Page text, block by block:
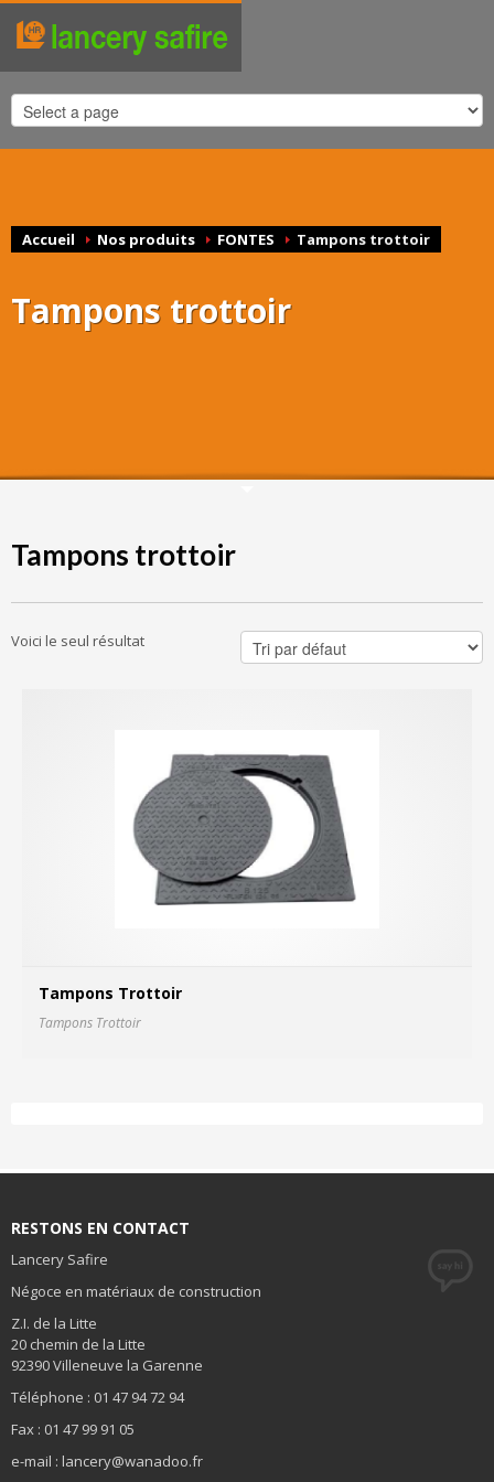
Accueil Nos produits FONTES Tampons trottoir
Tampons trottoir
Tampons trottoir
Voici le seul résultat
Tampons Trottoir
Tampons Trottoir
RESTONS EN CONTACT
Lancery Safire
Négoce en matériaux de construction
Z.I. de la Litte
20 chemin de la Litte
92390 Villeneuve la Garenne
Téléphone : 01 47 94 72 94
Fax : 01 47 99 91 05
e-mail : lancery@wanadoo.fr